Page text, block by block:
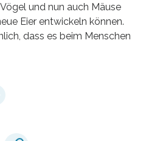
und nun auch Mäuse
Eier entwickeln können.
dass es beim Menschen